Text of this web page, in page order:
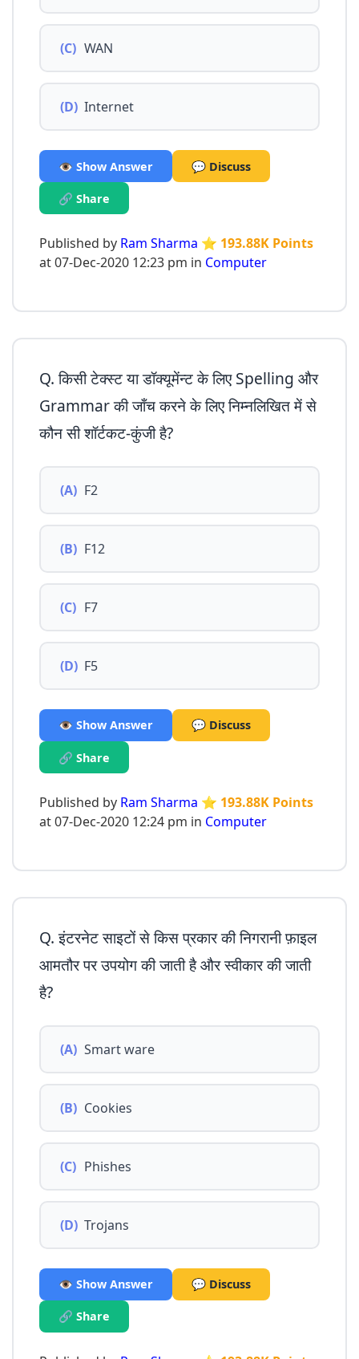
(C) WAN
(D) Internet
👁️ Show Answer 💬 Discuss
🔗 Share
Published by Ram Sharma ⭐ 193.88K Points
at 07-Dec-2020 12:23 pm in Computer
Q. किसी टेक्स्ट या डॉक्यूमेंन्ट के लिए Spelling और
Grammar की जाँच करने के लिए निम्नलिखित में से
कौन सी शॉर्टकट-कुंजी है?
(A) F2
(B) F12
(C) F7
(D) F5
👁️ Show Answer 💬 Discuss
🔗 Share
Published by Ram Sharma ⭐ 193.88K Points
at 07-Dec-2020 12:24 pm in Computer
Q. इंटरनेट साइटों से किस प्रकार की निगरानी फ़ाइल
आमतौर पर उपयोग की जाती है और स्वीकार की जाती
है?
(A) Smart ware
(B) Cookies
(C) Phishes
(D) Trojans
👁️ Show Answer 💬 Discuss
🔗 Share